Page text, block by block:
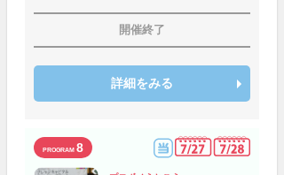
開催終了
詳細をみる
8